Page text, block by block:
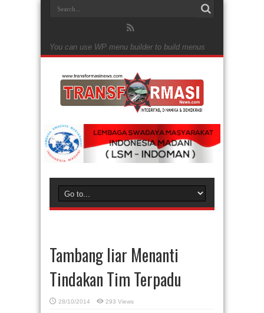
You can use WP menu builder to build menus
Tambang liar Menanti
Tindakan Tim Terpadu
28/10/2014 293 Views